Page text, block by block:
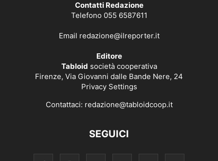
Contatti Redazione
Telefono 055 6587611
Email redazione@ilreporter.it
Editore
Tabloid società cooperativa
Firenze, Via Giovanni dalle Bande Nere, 24
Privacy Settings
Contattaci: redazione@tabloidcoop.it
SEGUICI